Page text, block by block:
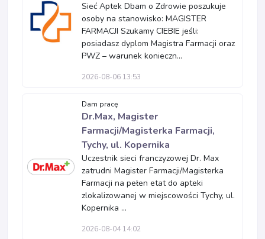
Sieć Aptek Dbam o Zdrowie poszukuje
osoby na stanowisko: MAGISTER
FARMACJI Szukamy CIEBIE jeśli:
posiadasz dyplom Magistra Farmacji oraz
PWZ – warunek konieczn...
2026-08-06 13:53
Dam pracę
Dr.Max, Magister
Farmacji/Magisterka Farmacji,
Tychy, ul. Kopernika
Uczestnik sieci franczyzowej Dr. Max
zatrudni Magister Farmacji/Magisterka
Farmacji na pełen etat do apteki
zlokalizowanej w miejscowości Tychy, ul.
Kopernika ...
2026-08-04 14:02